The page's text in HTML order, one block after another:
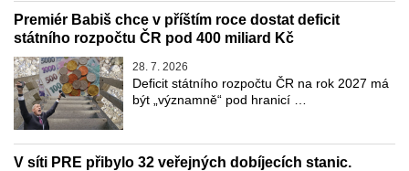
Premiér Babiš chce v příštím roce dostat deficit
státního rozpočtu ČR pod 400 miliard Kč
28. 7. 2026
Deficit státního rozpočtu ČR na rok 2027 má
být „významně“ pod hranicí …
V síti PRE přibylo 32 veřejných dobíjecích stanic.